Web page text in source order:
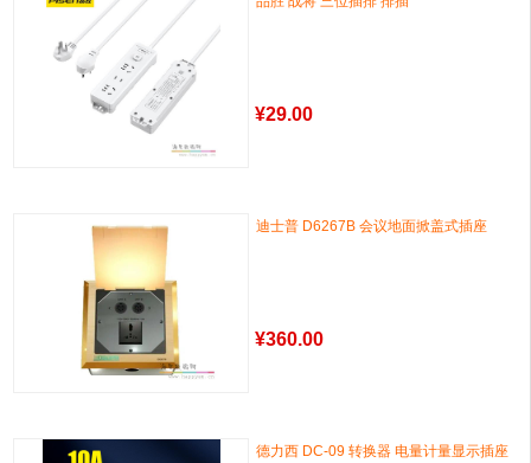
¥29.00
迪士普 D6267B 会议地面掀盖式插座
¥360.00
德力西 DC-09 转换器 电量计量显示插座